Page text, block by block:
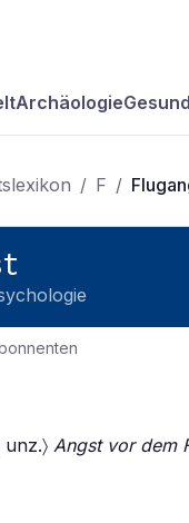
Archäologie
/ F /
unz.〉 Angst vor dem